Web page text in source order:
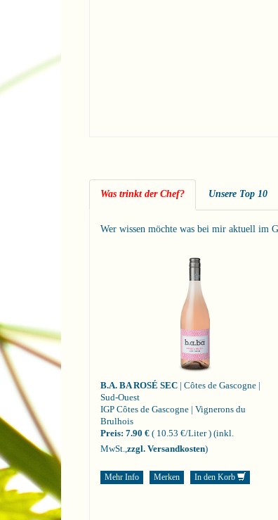
Was trinkt der Chef? Unsere Top 10
Wer wissen möchte was bei mir aktuell im
B.A. BA ROSÉ SEC | Côtes de Gascogne |
Sud-Ouest
IGP Côtes de Gascogne | Vignerons du
Brulhois
Preis: 7.90 € ( 10.53 €/Liter ) (inkl.
MwSt., zzgl. Versandkosten)
Mehr Info Merken In den Korb